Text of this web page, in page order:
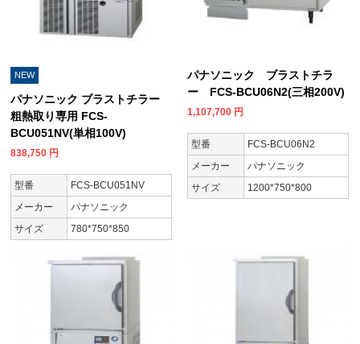
NEW
パナソニック ブラストチラー
粗熱取り専用 FCS-
BCU051NV(単相100V)
838,750 円
型番
FCS-BCU051NV
メーカー
パナソニック
サイズ
780*750*850
パナソニック ブラストチラ
ー FCS-BCU06N2(三相200V)
1,107,700 円
型番
FCS-BCU06N2
メーカー
パナソニック
サイズ
1200*750*800